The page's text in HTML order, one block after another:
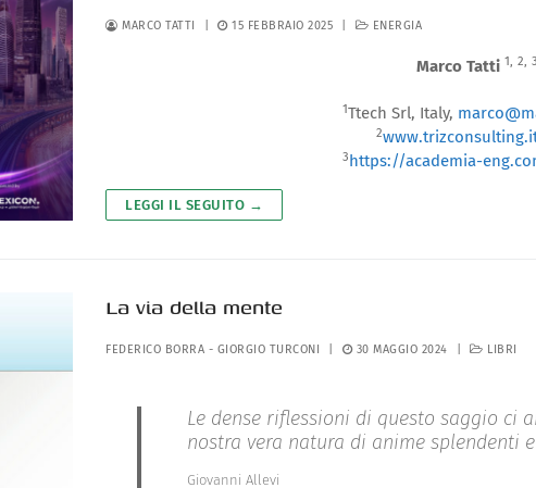
MARCO TATTI 15 FEBBRAIO 2025 ENERGIA
Marco Tatti 1, 2, 3
1Ttech Srl, Italy,
2
3 https://academia-
LEGGI IL SEGUITO →
La via della mente
FEDERICO BORRA - GIORGIO TURCONI 30 MAGGIO 2024 LIBRI
Le dense riflessioni di questo saggio ci
nostra vera natura di anime splendenti
Giovanni Allevi